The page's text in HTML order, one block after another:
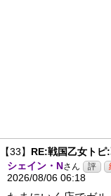
【33】 RE:戦国乙女トピ
シェイン・Nさん
2026/08/06 06:18